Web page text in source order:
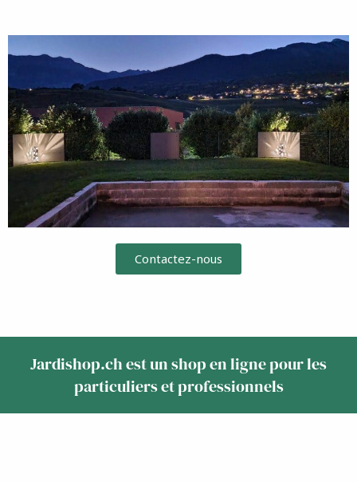
Contactez-nous
Jardishop.ch est un shop en ligne pour les
particuliers et professionnels